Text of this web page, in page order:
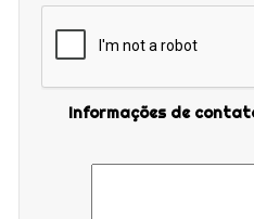
Informações de